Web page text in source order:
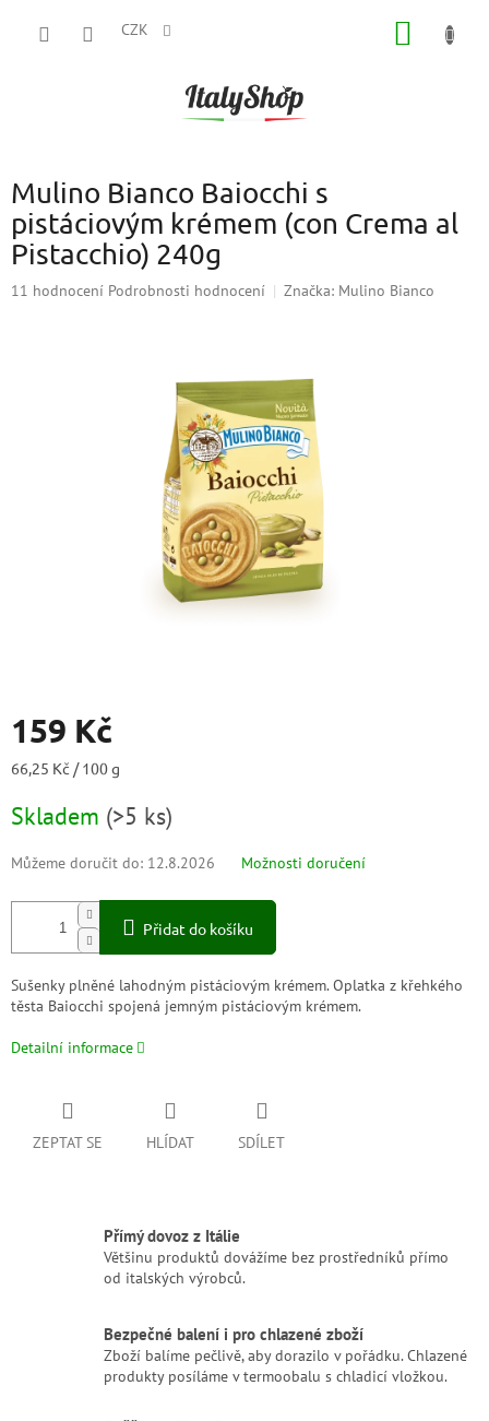
CZK
Mulino Bianco Baiocchi s
pistáciovým krémem (con Crema al
Pistacchio) 240g
Průměrné
11 hodnocení Podrobnosti hodnocení Značka: Mulino Bianco
159 Kč
Měrná
66,25 Kč / 100 g
Skladem (>5 ks)
Můžeme doručit do: 12.8.2026 Možnosti doručení
Přidat do košíku
Sušenky plněné lahodným pistáciovým krémem. Oplatka z křehkého
těsta Baiocchi spojená jemným pistáciovým krémem.
Detailní informace
ZEPTAT SE HLÍDAT SDÍLET
Přímý dovoz z Itálie
Většinu produktů dovážíme bez prostředníků přímo
od italských výrobců.
Bezpečné balení i pro chlazené zboží
Zboží balíme pečlivě, aby dorazilo v pořádku. Chlazené
produkty posíláme v termoobalu s chladicí vložkou.